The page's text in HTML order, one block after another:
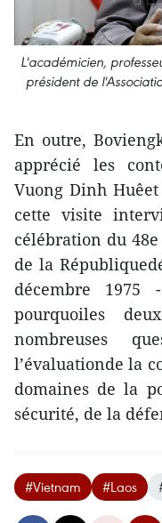
L'académicien,
président de
En outre,
apprécié les
Vuong Dinh
cette visite
célébration du
de la
décembre 1975
pourquoiles
nombreuses
l’évaluationde la
domaines de la
sécurité, de la
#Vietnam #Laos